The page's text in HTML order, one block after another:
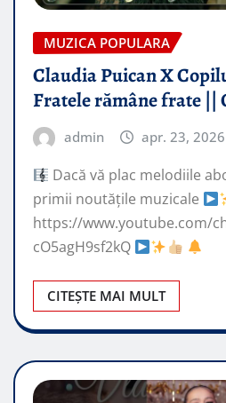
MUZICA POPULARA
Claudia Puican X
Fratele rămâne frate ||
admin apr. 23, 2026
Dacă vă plac melodiile
primii noutățile muzicale
https://www.youtube.com/
cO5agH9sf2kQ
CITEȘTE MAI MULT